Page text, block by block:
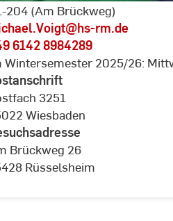
204 (Am Brückweg)
@hs-rm.de
6142 8984289
Wintersemester 2025/26:
3251
Wiesbaden
Brückweg 26
Rüsselsheim